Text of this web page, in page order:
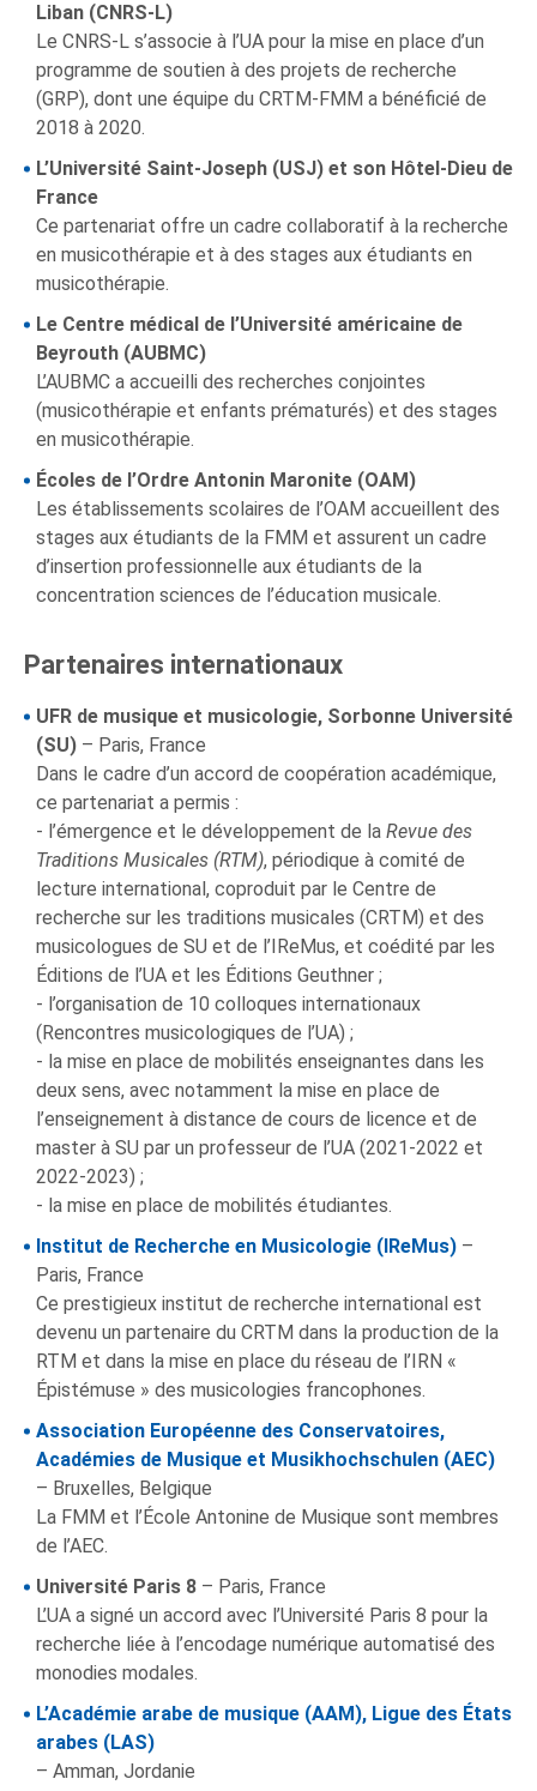
Liban (CNRS-L)
Le CNRS-L s’associe à l’UA pour la mise en place d’un
programme de soutien à des projets de recherche
(GRP), dont une équipe du CRTM-FMM a bénéficié de
2018 à 2020.
L’Université Saint-Joseph (USJ) et son Hôtel-Dieu de
France
Ce partenariat offre un cadre collaboratif à la recherche
en musicothérapie et à des stages aux étudiants en
musicothérapie.
Le Centre médical de l’Université américaine de
Beyrouth (AUBMC)
L’AUBMC a accueilli des recherches conjointes
(musicothérapie et enfants prématurés) et des stages
en musicothérapie.
Écoles de l’Ordre Antonin Maronite (OAM)
Les établissements scolaires de l’OAM accueillent des
stages aux étudiants de la FMM et assurent un cadre
d’insertion professionnelle aux étudiants de la
concentration sciences de l’éducation musicale.
Partenaires internationaux
UFR de musique et musicologie, Sorbonne Université
(SU) – Paris, France
Dans le cadre d’un accord de coopération académique,
ce partenariat a permis :
- l’émergence et le développement de la Revue des
Traditions Musicales (RTM), périodique à comité de
lecture international, coproduit par le Centre de
recherche sur les traditions musicales (CRTM) et des
musicologues de SU et de l’IReMus, et coédité par les
Éditions de l’UA et les Éditions Geuthner ;
- l’organisation de 10 colloques internationaux
(Rencontres musicologiques de l’UA) ;
- la mise en place de mobilités enseignantes dans les
deux sens, avec notamment la mise en place de
l’enseignement à distance de cours de licence et de
master à SU par un professeur de l’UA (2021-2022 et
2022-2023) ;
- la mise en place de mobilités étudiantes.
Institut de Recherche en Musicologie (IReMus) –
Paris, France
Ce prestigieux institut de recherche international est
devenu un partenaire du CRTM dans la production de la
RTM et dans la mise en place du réseau de l’IRN «
Épistémuse » des musicologies francophones.
Association Européenne des Conservatoires,
Académies de Musique et Musikhochschulen (AEC)
– Bruxelles, Belgique
La FMM et l’École Antonine de Musique sont membres
de l’AEC.
Université Paris 8 – Paris, France
L’UA a signé un accord avec l’Université Paris 8 pour la
recherche liée à l’encodage numérique automatisé des
monodies modales.
L’Académie arabe de musique (AAM), Ligue des États
arabes (LAS)
– Amman, Jordanie